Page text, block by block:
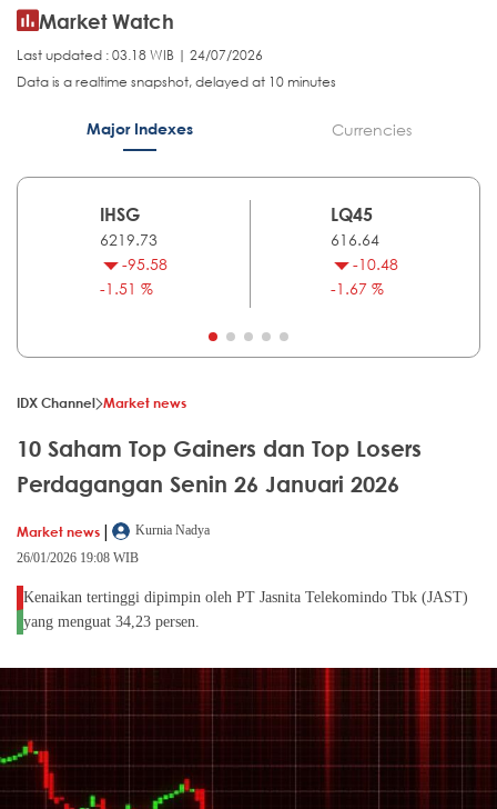
Market Watch
Last updated : 03.18 WIB | 24/07/2026
Data is a realtime snapshot, delayed at 10 minutes
Major Indexes Currencies
IHSG
6219.73
-95.58
-1.51 %
LQ45
616.64
-10.48
-1.67 %
IDX Channel Market news
10 Saham Top Gainers dan Top Losers
Perdagangan Senin 26 Januari 2026
Market news |
Kurnia Nadya
26/01/2026 19:08 WIB
Kenaikan tertinggi dipimpin oleh PT Jasnita Telekomindo Tbk (JAST)
yang menguat 34,23 persen.